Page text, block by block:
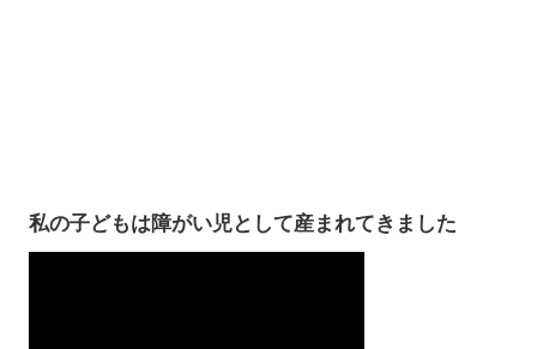
私の子どもは障がい児として産まれてきました